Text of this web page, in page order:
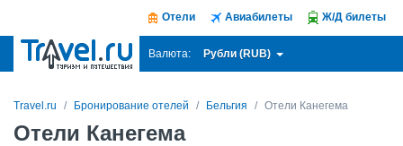
Отели Авиабилеты Ж/Д билеты
Валюта: Рубли (RUB)
Travel.ru Бронирование отелей Бельгия Отели Канегема
Отели Канегема